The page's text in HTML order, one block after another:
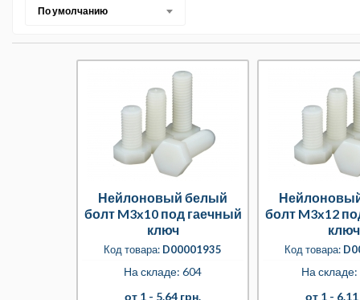
По умолчанию
Нейлоновый белый
болт M3x10 под гаечный
ключ
Код товара: D00001935
На складе: 604
от 1 - 5.64 грн.
болт M3x12
ключ
Код товара:
На
от 1 -